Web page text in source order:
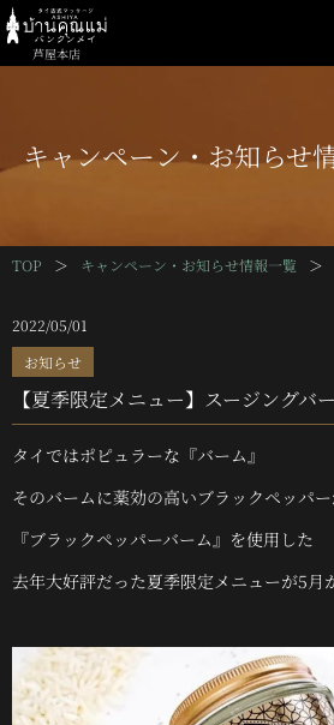
芦屋本店
キャンペーン・お知らせ
TOP ＞ キャンペーン・お知らせ情報一覧 ＞
2022/05/01
お知らせ
【夏季限定メニュー】スージングバ
タイではポピュラーな『バーム』
そのバームに薬効の高いブラックペッパ
『ブラックペッパーバーム』を使用した
去年大好評だった夏季限定メニューが5月